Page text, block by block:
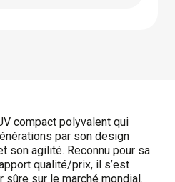
compact polyvalent qui
par son design
son agilité. Reconnu pour sa
qualité/prix, il s’est
sûre sur le marché mondial.